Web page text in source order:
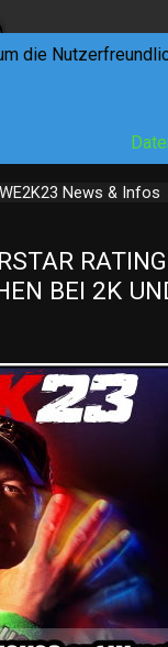
News & Infos
BEI 2K
die